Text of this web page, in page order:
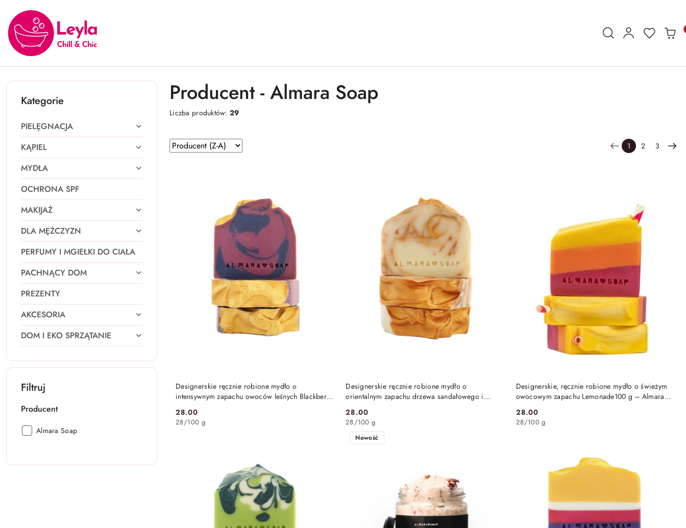
Przejdź do treści głównej
Przejdź do wyszukiwarki
Przejdź do moje konto
Przejdź do menu głównego
Przejdź do stopki
Kategorie
PIELĘGNACJA
KĄPIEL
MYDŁA
OCHRONA SPF
MAKIJAŻ
DLA MĘŻCZYZN
PERFUMY I MGIEŁKI DO CIAŁA
PACHNĄCY DOM
PREZENTY
AKCESORIA
DOM I EKO SPRZĄTANIE
Filtruj
Producent
Producent:
Almara Soap
Producent - Almara Soap
Liczba produktów:29
Zastosowano
sortowanie:
Sortuj
według
1 2 3
Designerskie ręcznie robione mydło o
intensywnym zapachu owoców leśnych Blackberry
Cena:
28.00
28/100 g
DO KOSZYKA
Designerskie ręcznie robione mydło o
orientalnym zapachu drzewa sandałowego i
Soap
Cena:
28.00
28/100 g
DO KOSZYKA
Designerskie, ręcznie robione mydło o świeżym
owocowym zapachu Lemonade100 g – Almara
Cena:
28.00
28/100 g
DO KOSZYKA
Nowość